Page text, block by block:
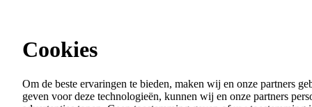
Menu
VACATURES
Cookies
Om de beste ervaringen te bieden, maken wij en onze partners
geven voor deze technologieën, kunnen wij en onze partners